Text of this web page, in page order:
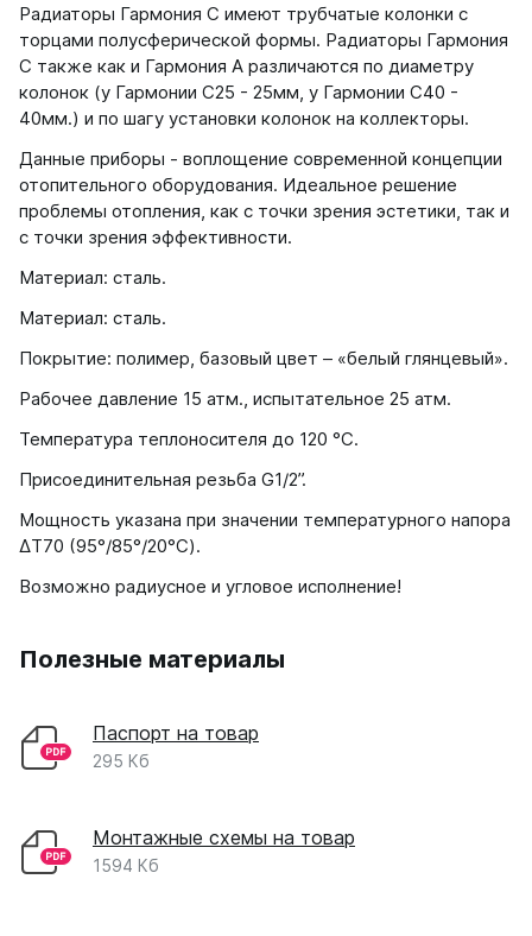
Радиаторы Гармония С имеют трубчатые колонки с
торцами полусферической формы. Радиаторы Гармония
С также как и Гармония А различаются по диаметру
колонок (у Гармонии С25 - 25мм, у Гармонии С40 -
40мм.) и по шагу установки колонок на коллекторы.
Данные приборы - воплощение современной концепции
отопительного оборудования. Идеальное решение
проблемы отопления, как с точки зрения эстетики, так и
с точки зрения эффективности.
Материал: сталь.
Материал: сталь.
Покрытие: полимер, базовый цвет – «белый глянцевый».
Рабочее давление 15 атм., испытательное 25 атм.
Температура теплоносителя до 120 °С.
Присоединительная резьба G1/2”.
Мощность указана при значении температурного напора
ΔT70 (95°/85°/20°С).
Возможно радиусное и угловое исполнение!
Полезные материалы
Паспорт на товар
295 Кб
Монтажные схемы на товар
1594 Кб